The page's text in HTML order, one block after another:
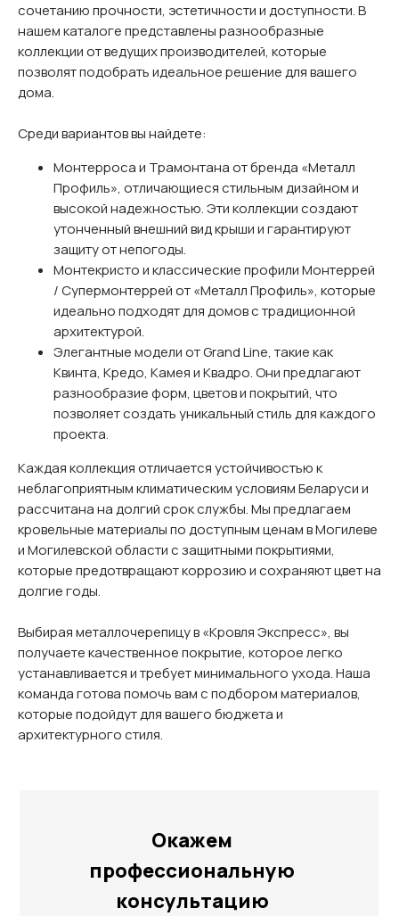
сочетанию прочности, эстетичности и доступности. В
нашем каталоге представлены разнообразные
коллекции от ведущих производителей, которые
позволят подобрать идеальное решение для вашего
дома.
Среди вариантов вы найдете:
Монтерроса и Трамонтана от бренда «Металл
Профиль», отличающиеся стильным дизайном и
высокой надежностью. Эти коллекции создают
утонченный внешний вид крыши и гарантируют
защиту от непогоды.
Монтекристо и классические профили Монтеррей
/ Супермонтеррей от «Металл Профиль», которые
идеально подходят для домов с традиционной
архитектурой.
Элегантные модели от Grand Line, такие как
Квинта, Кредо, Камея и Квадро. Они предлагают
разнообразие форм, цветов и покрытий, что
позволяет создать уникальный стиль для каждого
проекта.
Каждая коллекция отличается устойчивостью к
неблагоприятным климатическим условиям Беларуси и
рассчитана на долгий срок службы. Мы предлагаем
кровельные материалы по доступным ценам в Могилеве
и Могилевской области с защитными покрытиями,
которые предотвращают коррозию и сохраняют цвет на
долгие годы.
Выбирая металлочерепицу в «Кровля Экспресс», вы
получаете качественное покрытие, которое легко
устанавливается и требует минимального ухода. Наша
команда готова помочь вам с подбором материалов,
которые подойдут для вашего бюджета и
архитектурного стиля.
Окажем
профессиональную
консультацию